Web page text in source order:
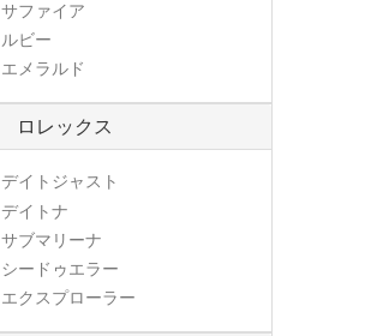
サファイア
ルビー
エメラルド
ロレックス
デイトジャスト
デイトナ
サブマリーナ
シードゥエラー
エクスプローラー